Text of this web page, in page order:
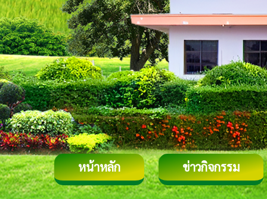
หน้าหลัก ข่าวกิจกรรม